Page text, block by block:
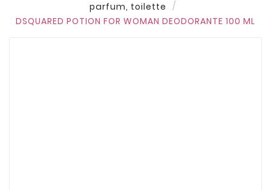
parfum, toilette
DSQUARED POTION FOR WOMAN DEODORANTE 100 ML